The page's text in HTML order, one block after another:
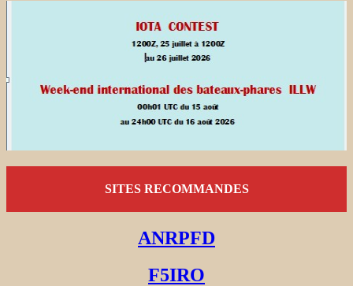
SITES RECOMMANDES
ANRPFD
F5IRO